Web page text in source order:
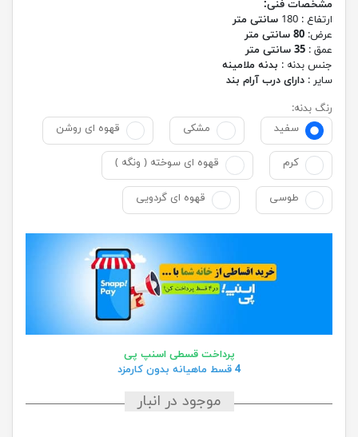
مشخصات فنی:
ارتفاع : 180
سانتی متر
عرض: 80 سانتی متر
عمق : 35 سانتی متر
جنس بدنه : بدنه ملامینه
سایر : دارای درب آرام بند
رنگ بدنه:
سفید
مشکی قهوه ای روشن
کرم قهوه ای سوخته ( ونگه )
طوسی قهوه ای گردویی
پرداخت قسطی اسنپ پی
4 قسط ماهیانه بدون کارمزد
موجود در انبار